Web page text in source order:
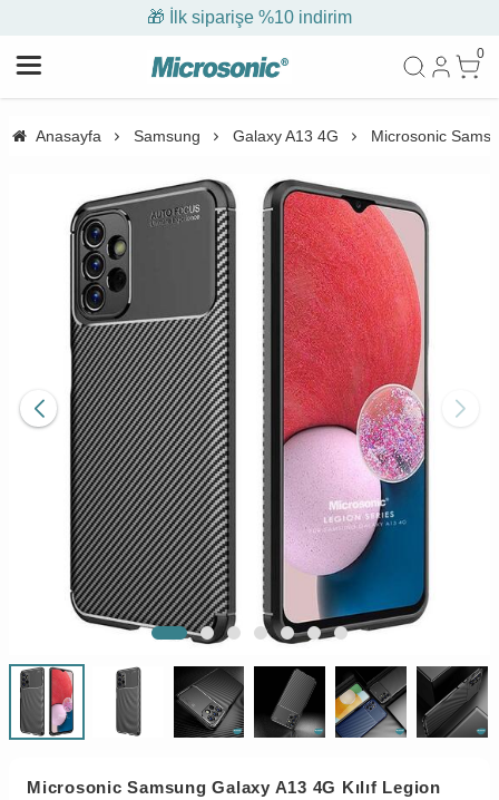
🎁 İlk siparişe %10 indirim
0
Anasayfa Samsung Galaxy A13 4G Microsonic
Microsonic Samsung Galaxy A13 4G Kılıf Legion